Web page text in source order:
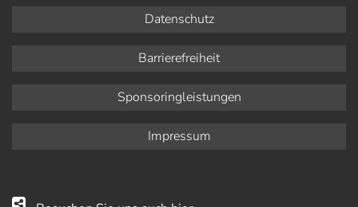
Datenschutz
Barrierefreiheit
Sponsoringleistungen
Impressum